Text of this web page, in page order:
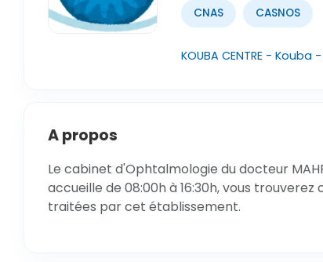
CNAS CASNOS
KOUBA CENTRE - Kouba
A propos
Le cabinet d'Ophtalmologie du docteur
accueille de 08:00h à 16:30h, vous
traitées par cet établissement.